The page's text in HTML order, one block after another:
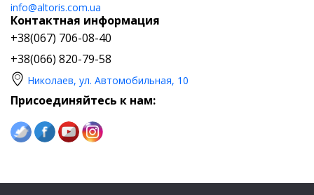
info@altoris.com.ua
Контактная информация
+38(067) 706-08-40
+38(066) 820-79-58
Николаев, ул. Автомобильная, 10
Присоединяйтесь к нам: